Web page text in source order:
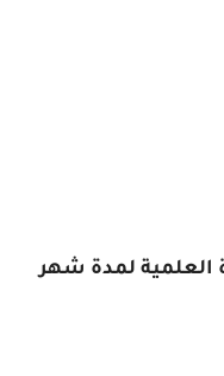
العلمية لمدة شهر